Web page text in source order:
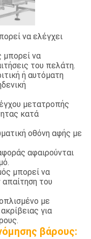
να ελέγχει
μπορεί να
του πελάτη.
ή αυτόματη
μετατροπής
κατά
οθόνη αφής με
αφαιρούνται
μπορεί να
του
με
για
βάρους: